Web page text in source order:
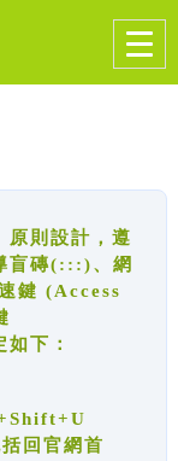
原則設計，遵
盲磚(:::)、網
鍵 (Access
下：
回官網首